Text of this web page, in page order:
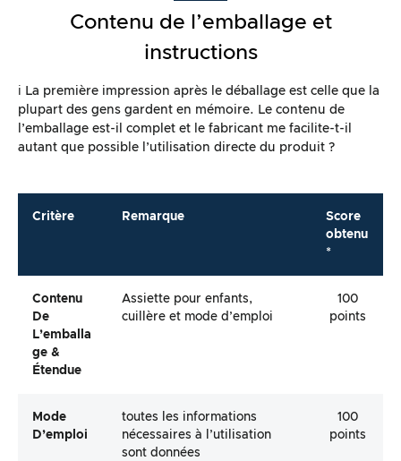
Contenu de l’emballage et
instructions
ℹ️ La première impression après le déballage est celle que la
plupart des gens gardent en mémoire. Le contenu de
l’emballage est-il complet et le fabricant me facilite-t-il
autant que possible l’utilisation directe du produit ?
Critère Remarque
Score
obtenu
*
Contenu
De
L’emballa
Ge &
Étendue
Assiette pour enfants,
cuillère et mode d’emploi
100
points
Mode
D’emploi
toutes les informations
nécessaires à l’utilisation
sont données
100
points